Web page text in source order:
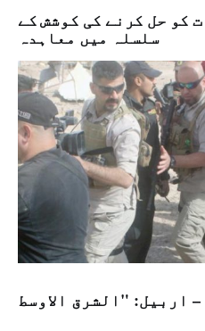
کو حل کرنے کی کوشش کے
سلسلہ میں معاہدہ